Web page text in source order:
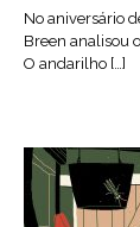
No aniversário
Breen analisou
O andarilho […]